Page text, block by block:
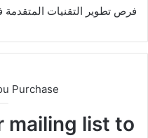
فرص تطوير التقنيات المتقدمة
Purchase
mailing list to